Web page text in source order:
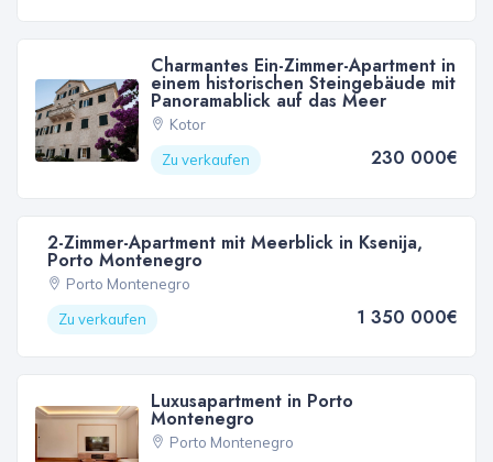
Charmantes Ein-Zimmer-Apartment in
einem historischen Steingebäude mit
Panoramablick auf das Meer
Kotor
Zu verkaufen
230 000€
2-Zimmer-Apartment mit Meerblick in Ksenija,
Porto Montenegro
Porto Montenegro
Zu verkaufen
1 350 000€
Luxusapartment in Porto
Montenegro
Porto Montenegro